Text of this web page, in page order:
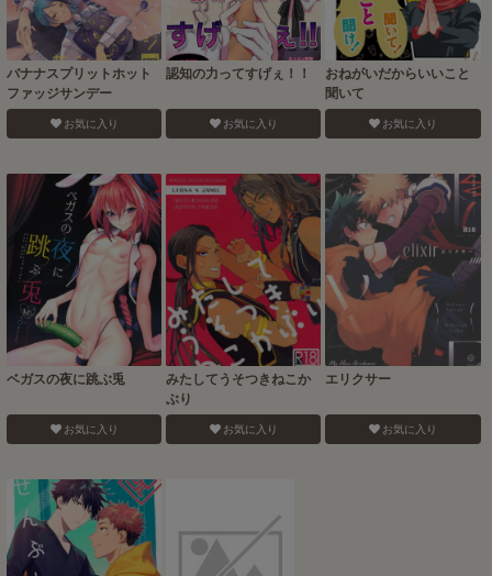
バナナスプリットホット
ファッジサンデー
お気に入り
認知の力ってすげぇ！！
お気に入り
おねがいだからいいこと
聞いて
お気に入り
ベガスの夜に跳ぶ兎
お気に入り
みたしてうそつきねこか
ぶり
お気に入り
エリクサー
お気に入り